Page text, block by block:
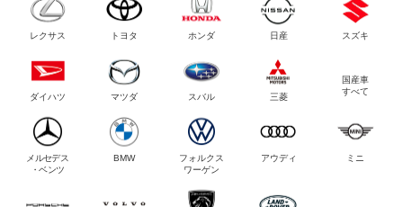
レクサス トヨタ ホンダ 日産 スズキ
ダイハツ マツダ スバル 三菱
国産車
すべて
メルセデス
・ベンツ
BMW
フォルクス
ワーゲン
アウディ ミニ